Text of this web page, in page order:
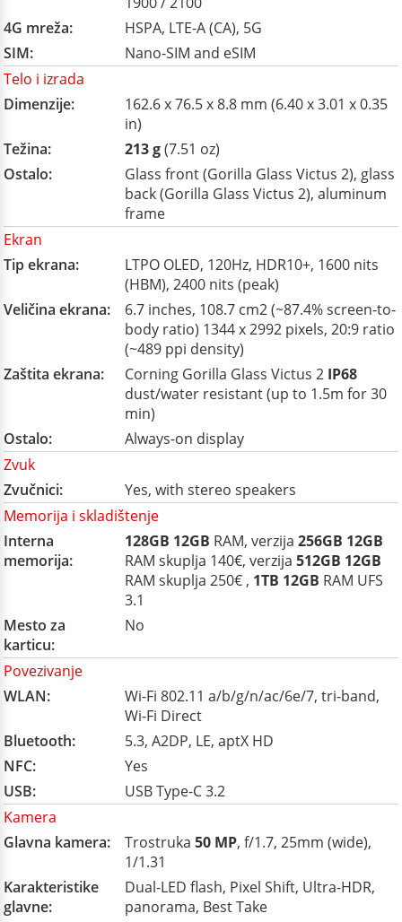
4G mreža:
HSPA, LTE-A (CA), 5G
SIM:
Nano-SIM and eSIM
Telo i izrada
Dimenzije:
162.6 x 76.5 x 8.8 mm (6.40 x 3.01 x 0.35
in)
Težina:
213 g(7.51 oz)
Ostalo:
Glass front (Gorilla Glass Victus 2), glass
back (Gorilla Glass Victus 2), aluminum
frame
Ekran
Tip ekrana:
LTPO OLED, 120Hz, HDR10+, 1600 nits
(HBM), 2400 nits (peak)
Veličina ekrana:
6.7 inches, 108.7 cm2 (~87.4% screen-to-
body ratio) 1344 x 2992 pixels, 20:9 ratio
(~489 ppi density)
Zaštita ekrana:
Corning Gorilla Glass Victus 2 IP68
dust/water resistant (up to 1.5m for 30
min)
Ostalo:
Always-on display
Zvuk
Zvučnici:
Yes, with stereo speakers
Memorija i skladištenje
Interna
memorija:
128GB 12GB RAM, verzija 256GB 12GB
RAM skuplja 140€, verzija 512GB 12GB
RAM skuplja 250€ , 1TB 12GB RAM UFS
3.1
Mesto za
karticu:
No
Povezivanje
WLAN:
Wi-Fi 802.11 a/b/g/n/ac/6e/7, tri-band,
Wi-Fi Direct
Bluetooth:
5.3, A2DP, LE, aptX HD
NFC:
Yes
USB:
USB Type-C 3.2
Kamera
Glavna kamera:
Trostruka 50 MP, f/1.7, 25mm (wide),
1/1.31
Karakteristike
glavne:
Dual-LED flash, Pixel Shift, Ultra-HDR,
panorama, Best Take